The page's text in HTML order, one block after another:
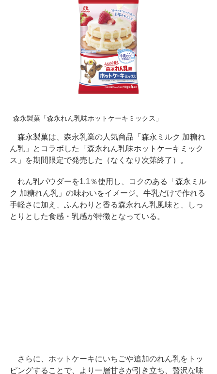
森永製菓「森永れん乳味ホットケーキミックス」
森永製菓は、森永乳業の人気商品「森永ミルク 加糖れ
ん乳」とコラボした「森永れん乳味ホットケーキミック
ス」を期間限定で発売した（なくなり次第終了）。
れん乳パウダーを1.1％使用し、コクのある「森永ミル
ク 加糖れん乳」の味わいをイメージ。牛乳だけで作れる
手軽さに加え、ふんわりと香る森永れん乳風味と、しっ
とりとした食感・乳感が特徴となっている。
さらに、ホットケーキにいちごや追加のれん乳をトッ
ピングすることで、より一層甘さが引き立ち、贅沢な味